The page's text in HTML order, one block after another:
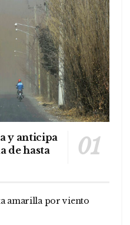
y anticipa
de hasta
amarilla por viento